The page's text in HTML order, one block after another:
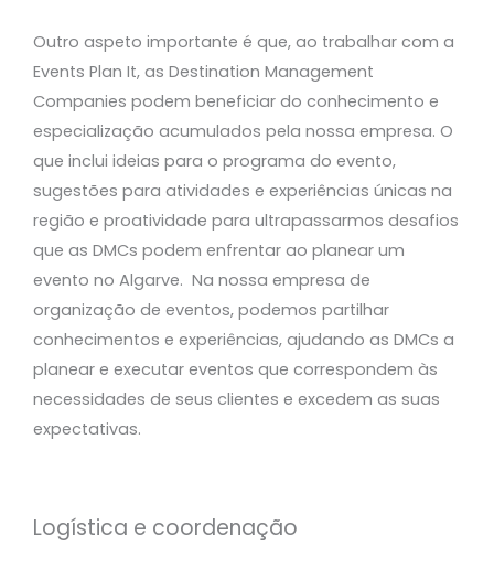
Outro aspeto importante é que, ao trabalhar com a
Events Plan It, as Destination Management
Companies podem beneficiar do conhecimento e
especialização acumulados pela nossa empresa. O
que inclui ideias para o programa do evento,
sugestões para atividades e experiências únicas na
região e proatividade para ultrapassarmos desafios
que as DMCs podem enfrentar ao planear um
evento no Algarve. Na nossa empresa de
organização de eventos, podemos partilhar
conhecimentos e experiências, ajudando as DMCs a
planear e executar eventos que correspondem às
necessidades de seus clientes e excedem as suas
expectativas.
Logística e coordenação